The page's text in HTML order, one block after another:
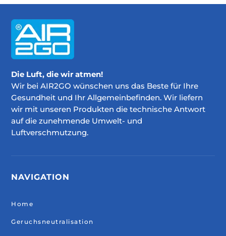
Die Luft, die wir atmen!
Wir bei AIR2GO wünschen uns das Beste für Ihre
Gesundheit und Ihr Allgemeinbefinden. Wir liefern
wir mit unseren Produkten die technische Antwort
auf die zunehmende Umwelt- und
Luftverschmutzung.
NAVIGATION
Home
Geruchsneutralisation